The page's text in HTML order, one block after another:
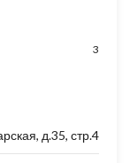
3
д.35, стр.4